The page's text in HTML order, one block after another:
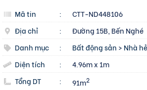
Mã tin :
CTT-ND448106
Địa chỉ
:
Đường 15B, Bến Nghé
Danh mục
: Bất động sản > Nhà
Diện tích
:
4.96m x 1m
Tổng DT
: 91m2